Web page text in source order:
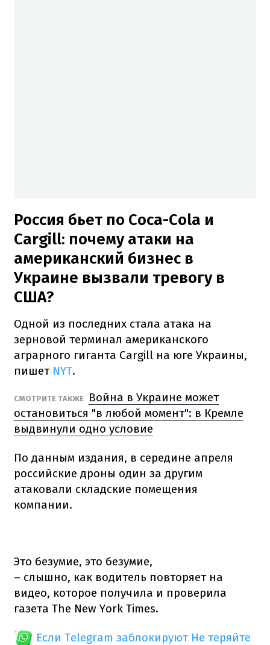
Россия бьет по Coca-Cola и
Cargill: почему атаки на
американский бизнес в
Украине вызвали тревогу в
США?
Одной из последних стала атака на
зерновой терминал американского
аграрного гиганта Cargill на юге Украины,
пишет NYT.
СМОТРИТЕ ТАКЖЕ
Война в Украине может
остановиться "в любой момент": в Кремле
выдвинули одно условие
По данным издания, в середине апреля
российские дроны один за другим
атаковали складские помещения
компании.
Это безумие, это безумие,
– слышно, как водитель повторяет на
видео, которое получила и проверила
газета The New York Times.
Если Telegram заблокируют Не теряйте